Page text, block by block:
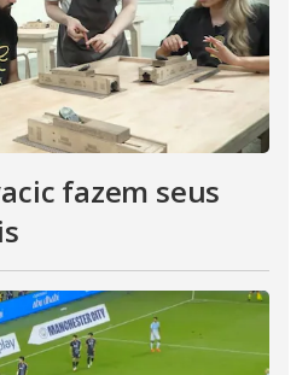
fazem seus